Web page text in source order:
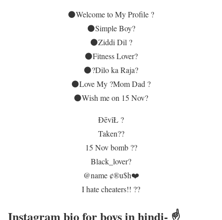
⚫Welcome to My Profile ?
⚫Simple Boy?
⚫Ziddi Dil ?
⚫Fitness Lover?
⚫?Dilo ka Raja?
⚫Love My ?Mom Dad ?
⚫Wish me on 15 Nov?
ĐēvîŁ ?
Taken??
15 Nov bomb ??
Black_lover?
@name ¢®u$h❤️
I hate cheaters!! ??
Instagram bio for boys in hindi- ☝️